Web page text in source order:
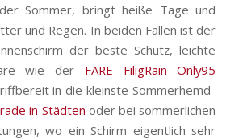
Sommer, bringt heiße Tage und
und Regen. In beiden Fällen ist der
der beste Schutz, leichte
wie der FARE FiligRain Only95
in die kleinste Sommerhemd-
in Städten oder bei sommerlichen
wo ein Schirm eigentlich sehr